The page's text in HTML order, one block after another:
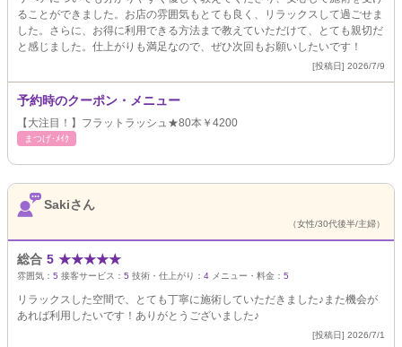
ることができました。お店の雰囲気もとても良く、リラックスして過ごせま
した。さらに、お得に利用できる方法まで教えていただけて、とても親切だ
と感じました。仕上がりも満足なので、ぜひ次回もお願いしたいです！
[投稿日] 2026/7/9
予約時のクーポン・メニュー
【大注目！】フラットラッシュ★80本￥4200
まつげ･ﾒｲｸ
Sakiさん
（女性/30代後半/主婦）
総合 5 ★★★★★
雰囲気： 5 接客サービス： 5 技術・仕上がり： 4 メニュー・料金： 5
リラックスした空間で、とても丁寧に施術していただきました♪また機会が
あれば利用したいです！ありがとうございました♪
[投稿日] 2026/7/1